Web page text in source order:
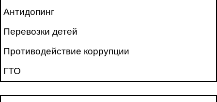
Антидопинг
Перевозки детей
Противодействие коррупции
ГТО